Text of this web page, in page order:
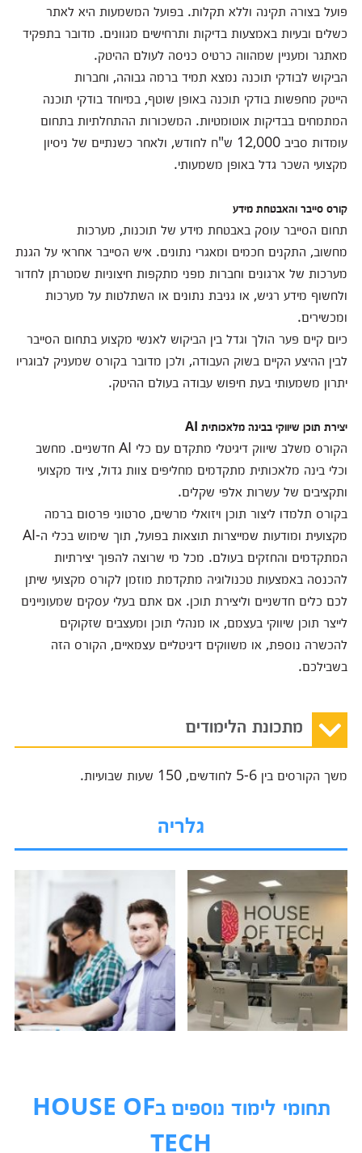
פועל בצורה תקינה וללא תקלות. בפועל המשמעות היא לאתר
כשלים ובעיות באמצעות בדיקות ותרחישים מגוונים. מדובר בתפקיד
מאתגר ומעניין שמהווה כרטיס כניסה לעולם ההיטק.
הביקוש לבודקי תוכנה נמצא תמיד ברמה גבוהה, וחברות
הייטק מחפשות בודקי תוכנה באופן שוטף, במיוחד בודקי תוכנה
המתמחים בבדיקות אוטומטיות. המשכורות ההתחלתיות בתחום
עומדות סביב 12,000 ש"ח לחודש, ולאחר כשנתיים של ניסיון
מקצועי השכר גדל באופן משמעותי.
קורס סייבר והאבטחת מידע
תחום הסייבר עוסק באבטחת מידע של תוכנות, מערכות
מחשוב, התקנים חכמים ומאגרי נתונים. איש הסייבר אחראי על הגנת
מערכות של ארגונים וחברות מפני מתקפות חיצוניות שמטרתן לחדור
ולחשוף מידע רגיש, או גניבת נתונים או השתלטות על מערכות
ומכשירים.
כיום קיים פער הולך וגדל בין הביקוש לאנשי מקצוע בתחום הסייבר
לבין ההיצע הקיים בשוק העבודה, ולכן מדובר בקורס שמעניק לבוגריו
יתרון משמעותי בעת חיפוש עבודה בעולם ההיטק.
יצירת תוכן שיווקי בבינה מלאכותית AI
הקורס משלב שיווק דיגיטלי מתקדם עם כלי AI חדשניים. מחשב
וכלי בינה מלאכותית מתקדמים מחליפים צוות גדול, ציוד מקצועי
ותקציבים של עשרות אלפי שקלים.
בקורס תלמדו ליצור תוכן ויזואלי מרשים, סרטוני פרסום ברמה
מקצועית ומודעות שמייצרות תוצאות בפועל, תוך שימוש בכלי ה-AI
המתקדמים והחזקים בעולם. מכל מי שרוצה להפוך יצירתיות
להכנסה באמצעות טכנולוגיה מתקדמת מוזמן לקורס מקצועי שיתן
לכם כלים חדשניים וליצירת תוכן. אם אתם בעלי עסקים שמעוניינים
לייצר תוכן שיווקי בעצמם, או מנהלי תוכן ומעצבים שזקוקים
להכשרה נוספת, או משווקים דיגיטליים עצמאיים, הקורס הזה
בשבילכם.
מתכונת הלימודים
משך הקורסים בין 5-6 לחודשים, 150 שעות שבועיות.
גלריה
תחומי לימוד נוספים בHOUSE OF
TECH